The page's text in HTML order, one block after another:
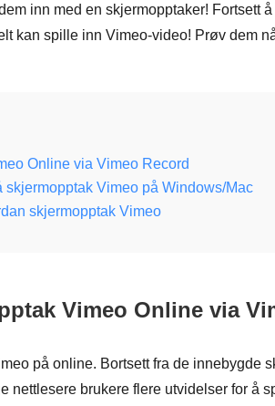
inn med en skjermopptaker! Fortsett
kan spille inn Vimeo-video! Prøv dem
Online via Vimeo Record
Vimeo på Windows/Mac
skjermopptak Vimeo
Vimeo Online via
på online. Bortsett fra de innebygde
nettlesere brukere flere utvidelser for å